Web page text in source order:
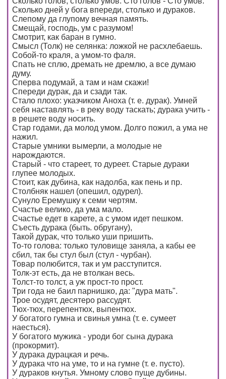
Сколько дней у бога впереди, столько и дураков.
Слепому да глупому вечная память.
Смещай, господь, ум с разумом!
Смотрит, как баран в гумно.
Смысл (Толк) не селянка: ложкой не расхлебаешь.
Собой-то краля, а умом-то фаля.
Спать не сплю, дремать не дремлю, а все думаю
думу.
Сперва подумай, а там и нам скажи!
Спереди дурак, да и сзади так.
Стало плохо: указчиком Аноха (т. е. дурак). Умней
себя наставлять - в реку воду таскать; дурака учить -
в решете воду носить.
Стар годами, да молод умом. Долго пожил, а ума не
нажил.
Старые умники вымерли, а молодые не
нарождаются.
Старый - что стареет, то дуреет. Старые дураки
глупее молодых.
Стоит, как дубина, как надолба, как пень и пр.
Столбняк нашел (опешил, одурел).
Сунуло Еремушку к семи чертям.
Счастье велико, да ума мало.
Счастье едет в карете, а с умом идет пешком.
Съесть дурака (быть. обругану),
Такой дурак, что только уши пришить.
То-то голова: только туловище заняла, а кабы ее
сбил, так бы стул был (стул - чурбан).
Товар полюбится, так и ум расступится.
Толк-эт есть, да не втолкан весь.
Толст-то толст, а уж прост-то прост.
Три года не баил парнишко, да: "дура мать".
Трое осудят, десятеро рассудят.
Тюх-тюх, перепентюх, выпентюх.
У богатого гумна и свинья умна (т. е. сумеет
наесться).
У богатого мужика - уроди бог сына дурака
(прокормит).
У дурака дурацкая и речь.
У дурака что на уме, то и на гумне (т. е. пусто).
У дураков кнутья. Умному слово пуще дубины.